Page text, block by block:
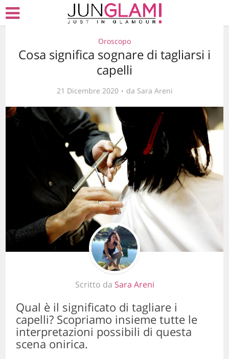
Oroscopo
Cosa significa sognare di tagliarsi i
capelli
21 Dicembre 2020 da Sara Areni
Scritto da Sara Areni
Qual è il significato di tagliare i
capelli? Scopriamo insieme tutte le
interpretazioni possibili di questa
scena onirica.